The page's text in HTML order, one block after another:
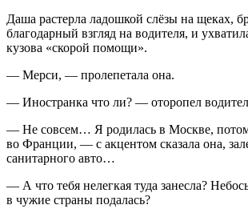
Даша растерла ладошкой слёзы на щеках,
благодарный взгляд на водителя, и
кузова «скорой помощи».
— Мерси, — пролепетала она.
— Иностранка что ли? — оторопел
— Не совсем… Я родилась в Москве,
во Франции, — с акцентом сказала она,
санитарного авто…
— А что тебя нелегкая туда занесла?
в чужие страны подалась?